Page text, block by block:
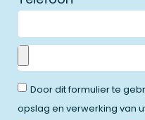
Door dit formulier te
opslag en verwerking van